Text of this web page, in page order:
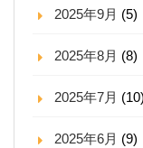
2025年9月 (5)
2025年8月 (8)
2025年7月 (10)
2025年6月 (9)